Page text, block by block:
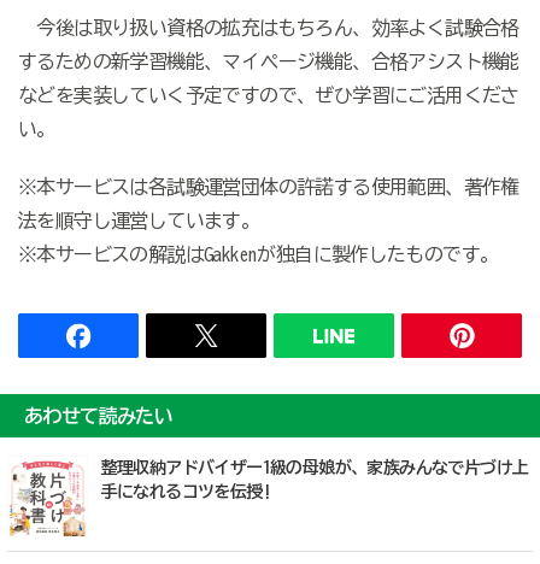
今後は取り扱い資格の拡充はもちろん、効率よく試験合格
するための新学習機能、マイページ機能、合格アシスト機能
などを実装していく予定ですので、ぜひ学習にご活用くださ
い。
※本サービスは各試験運営団体の許諾する使用範囲、著作権
法を順守し運営しています。
※本サービスの解説はGakkenが独自に製作したものです。
あわせて読みたい
整理収納アドバイザー1級の母娘が、家族みんなで片づけ上
手になれるコツを伝授!